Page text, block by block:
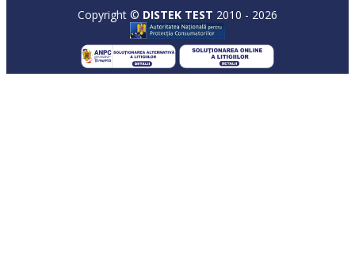
Copyright © DISTEK TEST 2010 - 2026